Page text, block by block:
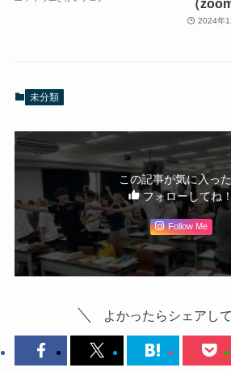
（
2024年
未分類
この記事が気に入っ
フォローしてね！
Follow Me
よかったらシェアして